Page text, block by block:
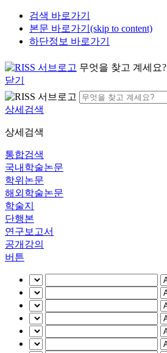
검색 바로가기
본문 바로가기(skip to content)
하단정보 바로가기
무엇을 찾고 계세요?
닫기
상세검색
상세검색
통합검색
국내학술논문
학위논문
해외학술논문
학술지
단행본
연구보고서
공개강의
버튼